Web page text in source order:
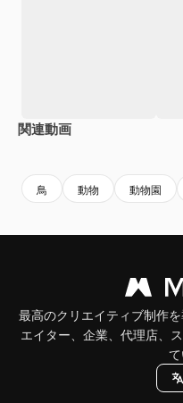
関連動画
鳥 動物 動物園
最高のクリエイティブ制作
エイター、企業、代理店、